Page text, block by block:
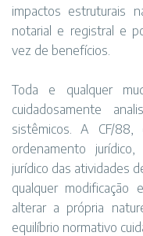
impactos estruturais
notarial e registral e
vez de benefícios.
Toda e qualquer
cuidadosamente
sistêmicos. A CF/88,
ordenamento
jurídico das atividades
qualquer
alterar a própria
equilíbrio normativo